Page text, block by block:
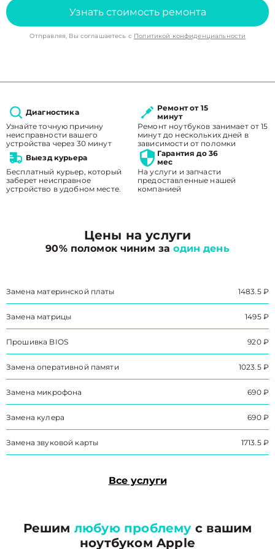
Узнать стоимость ремонта
Отправляя, Вы соглашаетесь с Политикой конфиденциальности
Диагностика
Узнайте точную причину
неисправности вашего
устройства через 30 минут
Ремонт от 15
минут
Ремонт ноутбуков занимает от 15
минут до нескольких дней в
зависимости от поломки
Выезд курьера
Бесплатный курьер, который
заберет неисправное
устройство в удобном месте.
Гарантия до 36
мес
На услуги и запчасти
предоставленные нашей
компанией
Цены на услуги
90% поломок чиним заодин день
Замена материнской платы 1483.5 ₽
Замена матрицы 1495 ₽
Прошивка BIOS 920 ₽
Замена оперативной памяти 1023.5 ₽
Замена микрофона 690 ₽
Замена кулера 690 ₽
Замена звуковой карты 1713.5 ₽
Все услуги
Решим любую проблему с вашим
ноутбуком Apple